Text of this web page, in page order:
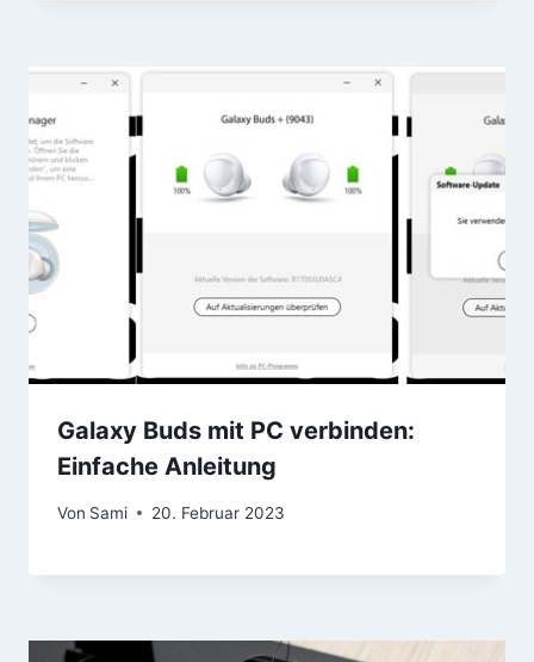
Galaxy Buds mit PC verbinden:
Einfache Anleitung
Von Sami 20. Februar 2023